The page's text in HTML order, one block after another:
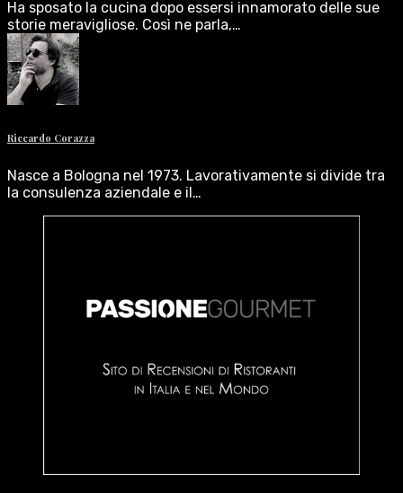
Ha sposato la cucina dopo essersi innamorato delle sue
storie meravigliose. Così ne parla,…
Riccardo Corazza
Nasce a Bologna nel 1973. Lavorativamente si divide tra
la consulenza aziendale e il…